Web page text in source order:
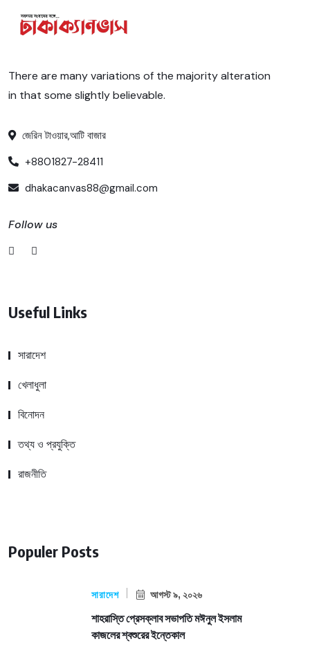
There are many variations of the majority alteration
in that some slightly believable.
জেরিন টাওয়ার,আটি বাজার
+8801827-28411
dhakacanvas88@gmail.com
Follow us
Useful Links
সারাদেশ
খেলাধুলা
বিনোদন
তথ্য ও প্রযুক্তি
রাজনীতি
Populer Posts
সারাদেশ আগস্ট ৯, ২০২৬
শাহরাস্তি প্রেসক্লাব সভাপতি মঈনুল ইসলাম
কাজলের শ্বশুরের ইন্তেকাল